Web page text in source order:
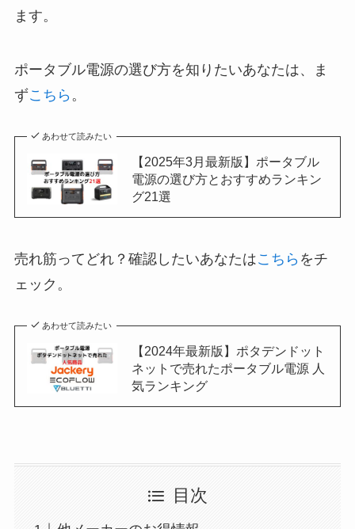
ます。
ポータブル電源の選び方を知りたいあなたは、ま
ずこちら 。
あわせて読みたい
【2025年3月最新版】ポータブル
電源の選び方とおすすめランキン
グ21選
売れ筋ってどれ？確認したいあなたはこちら をチ
ェック。
あわせて読みたい
【2024年最新版】ポタデンドット
ネットで売れたポータブル電源 人
気ランキング
目次